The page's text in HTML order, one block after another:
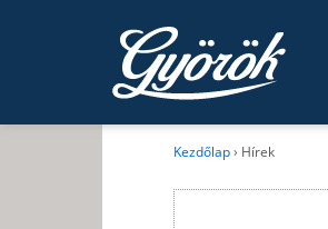
Kezdőlap› Hírek